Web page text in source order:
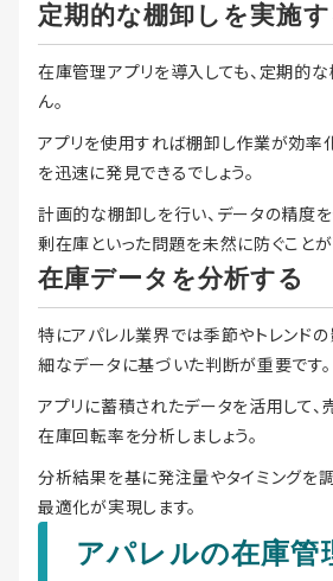
定期的な棚卸しを実施す
在庫管理アプリを導入しても、定期的
ん。
アプリを使用すれば棚卸し作業が効率
を迅速に発見できるでしょう。
計画的な棚卸しを行い、データの精度
剰在庫といった問題を未然に防ぐことが
在庫データを分析する
特にアパレル業界では季節やトレンド
細なデータに基づいた判断が重要です。
アプリに蓄積されたデータを活用して
在庫回転率を分析しましょう。
分析結果を基に発注量やタイミングを
最適化が実現します。
アパレルの在庫管